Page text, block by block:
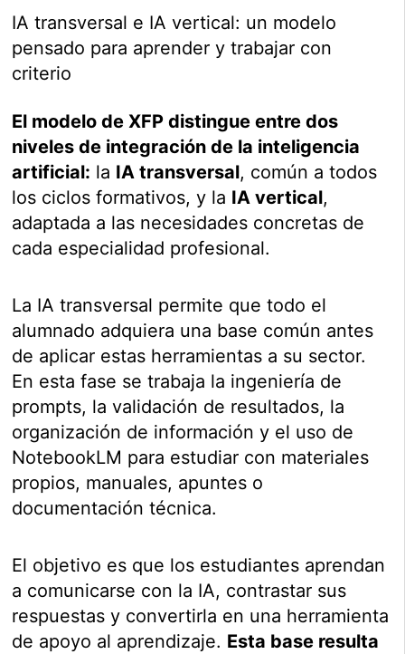
IA transversal e IA vertical: un modelo
pensado para aprender y trabajar con
criterio
El modelo de XFP distingue entre dos
niveles de integración de la inteligencia
artificial: la IA transversal, común a todos
los ciclos formativos, y la IA vertical,
adaptada a las necesidades concretas de
cada especialidad profesional.
La IA transversal permite que todo el
alumnado adquiera una base común antes
de aplicar estas herramientas a su sector.
En esta fase se trabaja la ingeniería de
prompts, la validación de resultados, la
organización de información y el uso de
NotebookLM para estudiar con materiales
propios, manuales, apuntes o
documentación técnica.
El objetivo es que los estudiantes aprendan
a comunicarse con la IA, contrastar sus
respuestas y convertirla en una herramienta
de apoyo al aprendizaje. Esta base resulta